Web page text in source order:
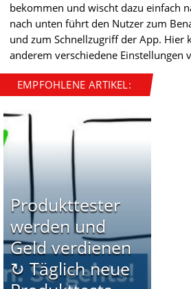
bekommen und wischt dazu einfach
nach unten führt den Nutzer zum
und zum Schnellzugriff der App. Hier
anderem verschiedene Einstellungen
EMPFOHLENE ARTIKEL:
Produkttester
werden und
Geld verdienen
↻ Täglich neue